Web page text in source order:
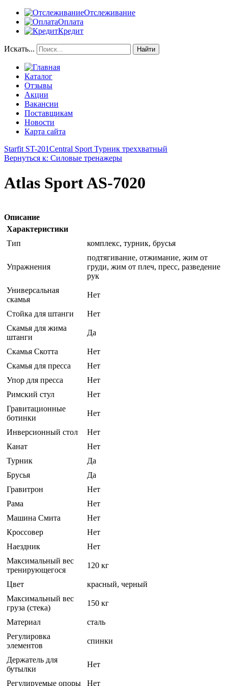
Отслеживание
Оплата
Кредит
Искать... Найти
Каталог
Отзывы
Акции
Вакансии
Поставщикам
Новости
Карта сайта
Starfit ST-201Central Sport Турник треххватный
Вернуться к: Силовые тренажеры
Atlas Sport AS-7020
Описание
Характеристики
Тип
комплекс, турник, брусья
Упражнения
подтягивание, отжимание, жим от
груди, жим от плеч, пресс, разведение
рук
Универсальная
скамья
Нет
Стойка для штанги
Нет
Скамья для жима
штанги
Да
Скамья Скотта
Нет
Скамья для пресса
Нет
Упор для пресса
Нет
Римский стул
Нет
Гравитационные
ботинки
Нет
Инверсионный стол
Нет
Канат
Нет
Турник
Да
Брусья
Да
Гравитрон
Нет
Рама
Нет
Машина Смита
Нет
Кроссовер
Нет
Наездник
Нет
Максимальный вес
тренирующегося
120 кг
Цвет
красный, черный
Максимальный вес
груза (стека)
150 кг
Материал
сталь
Регулировка
элементов
спинки
Держатель для
бутылки
Нет
Регулируемые опоры Нет